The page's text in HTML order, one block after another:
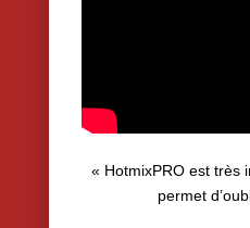
« HotmixPRO est
permet